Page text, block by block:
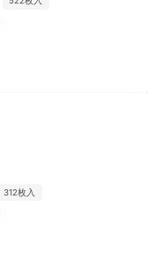
312枚入